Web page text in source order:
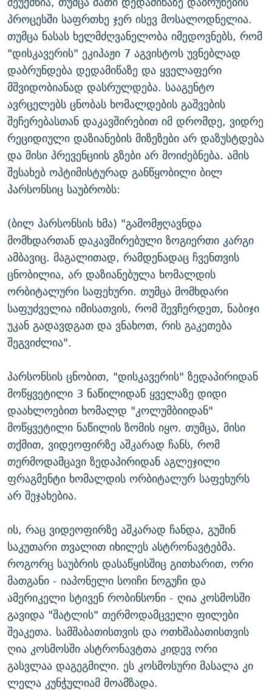
პროცესში საფრთხე ჯერ ისევ მოსალოდნელია.
თუმცა ნასას ხელმძღვანელობა იმედოვნებს, რომ
"დისკავერის" ეკიპაჟი 7 აგვისტოს უვნებლად
დაბრუნდება დედამიწაზე და ყველაფერი
მშვიდობიანად დასრულდება. სააგენტო
ავრცელებს ცნობას ხომალდების გაშვების
შეჩერებასთან დაკავშირებით იმ დრომდე, ვიდრე
რეციდიული დაზიანების მიზეზები არ დაზუსტდება
და მისი პრევენციის გზები არ მოიძებნება. ამის
შესახებ ოპტიმისტურად განწყობილი ბილ
პარსონსიც საუბრობს:
(ბილ პარსონსის ხმა) "გამომჟღავნდა
მომხდართან დაკავშირებული ზოგიერთი კარგი
ამბავიც. მაგალითად, რამდენადაც ჩვენთვის
ცნობილია, არ დაზიანებულა ხომალდის
ორბიტალური საფეხური. თუმცა მომხდარი
საფუძველია იმისათვის, რომ შევჩერდეთ, ნაბიჯი
უკან გადავდგათ და ვნახოთ, რის გაკეთება
შეგვიძლია".
პარსონსის ცნობით, "დისკავერის" ზედაპირიდან
მოწყვეტილი 3 ნაწილიდან ყველაზე დიდი
დაახლოებით ხომალდ "კოლუმბიიდან"
მოწყვეტილი ნაწილის ზომის იყო. თუმცა, მისი
თქმით, ვიდეოფირზე აშკარად ჩანს, რომ
თერმოდამცავი ზედაპირიდან აგლეჯილი
ფრაგმენტი ხომალდის ორბიტალურ საფეხურს
არ შეჯახებია.
ის, რაც ვიდეოფირზე აშკარად ჩანდა, გუშინ
საკუთარი თვალით იხილეს ასტრონავტებმა.
როგორც საუბრის დასაწყისშიც გითხარით, ორი
მათგანი - იაპონელი სოიჩი ნოგუჩი და
ამერიკელი სტივენ რობინსონი - ღია კოსმოსში
გავიდა "შატლის" თერმოდამცველი ფილები
შეაკეთა. სამშაბათისთვის და ოთხშაბათისთვის
ღია კოსმოსში ასტრონავტთა კიდევ ორი
გასვლაა დაგეგმილი. ეს კოსმოსური მასალა კი
ლელა კუნჭულიამ მოამზადა.